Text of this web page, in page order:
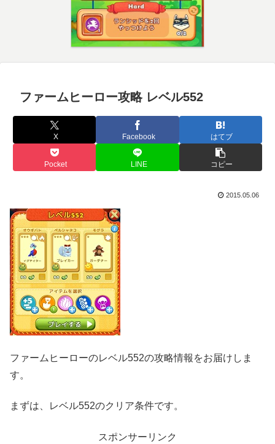
ファームヒーロー攻略 レベル552
X Facebook はてブ
Pocket LINE コピー
2015.05.06
ファームヒーローのレベル552の攻略情報をお届けしま
す。
まずは、レベル552のクリア条件です。
スポンサーリンク